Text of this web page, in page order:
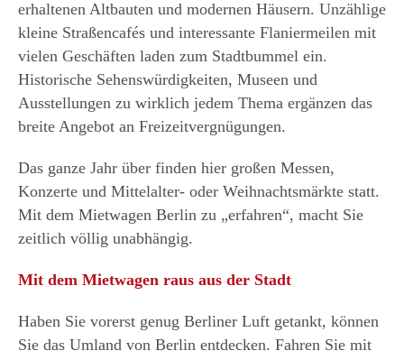
erhaltenen Altbauten und modernen Häusern. Unzählige
kleine Straßencafés und interessante Flaniermeilen mit
vielen Geschäften laden zum Stadtbummel ein.
Historische Sehenswürdigkeiten, Museen und
Ausstellungen zu wirklich jedem Thema ergänzen das
breite Angebot an Freizeitvergnügungen.
Das ganze Jahr über finden hier großen Messen,
Konzerte und Mittelalter- oder Weihnachtsmärkte statt.
Mit dem Mietwagen Berlin zu „erfahren“, macht Sie
zeitlich völlig unabhängig.
Mit dem Mietwagen raus aus der Stadt
Haben Sie vorerst genug Berliner Luft getankt, können
Sie das Umland von Berlin entdecken. Fahren Sie mit